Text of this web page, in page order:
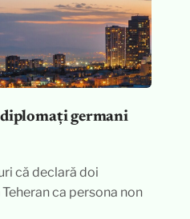
germani
că declară doi
ca persona non